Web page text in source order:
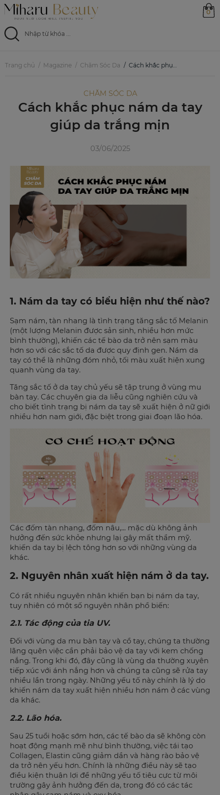
0
Trang chủ
Sản phẩm
Ưu đãi
0799 33 86 88
Trang chủ Magazine Chăm Sóc Da Cách khắc phục nám da tay giúp da trắng mịn
CHĂM SÓC DA
Cách khắc phục nám da tay
giúp da trắng mịn
03/06/2025
1. Nám da tay có biểu hiện như thế nào?
Sạm nám, tàn nhang là tình trạng tăng sắc tố Melanin
(một lượng Melanin được sản sinh, nhiều hơn mức
bình thường), khiến các tế bào da trở nên sạm màu
hơn so với các sắc tố da được quy định gen. Nám da
tay có thể là những đóm nhỏ, tối màu xuất hiện xung
quanh vùng da tay.
Tăng sắc tố ở da tay chủ yếu sẽ tập trung ở vùng mu
bàn tay. Các chuyên gia da liễu cũng nghiên cứu và
cho biết tình trạng bị nám da tay sẽ xuất hiện ở nữ giới
nhiều hơn nam giới, đặc biệt trong giai đoạn lão hóa.
Các đốm tàn nhang, đốm nâu,... mặc dù không ảnh
hưởng đến sức khỏe nhưng lại gây mất thẩm mỹ.
khiến da tay bị lệch tông hơn so với những vùng da
khác.
2. Nguyên nhân xuất hiện nám ở da tay.
Có rất nhiều nguyên nhân khiến bạn bị nám da tay,
tuy nhiên có một số nguyên nhân phổ biến:
2.1. Tác động của tia UV.
Đối với vùng da mu bàn tay và cổ tay, chúng ta thường
lãng quên việc cần phải bảo vệ da tay với kem chống
nắng. Trong khi đó, đây cũng là vùng da thường xuyên
tiếp xúc với ánh nắng hơn và chúng ta cũng sẽ rửa tay
nhiều lần trong ngày. Những yếu tố này chính là lý do
khiến nám da tay xuất hiện nhiều hơn nám ở các vùng
da khác.
2.2. Lão hóa.
Sau 25 tuổi hoặc sớm hơn, các tế bào da sẽ không còn
hoạt động mạnh mẽ như bình thường, việc tái tạo
Collagen, Elastin cũng giảm dần và hàng rào bảo vệ
da trở nên yếu hơn. Chính là những điều này sẽ tạo
điều kiện thuận lợi để những yếu tố tiêu cực từ môi
trường gây ảnh hưởng đến da, trong đó có các tác